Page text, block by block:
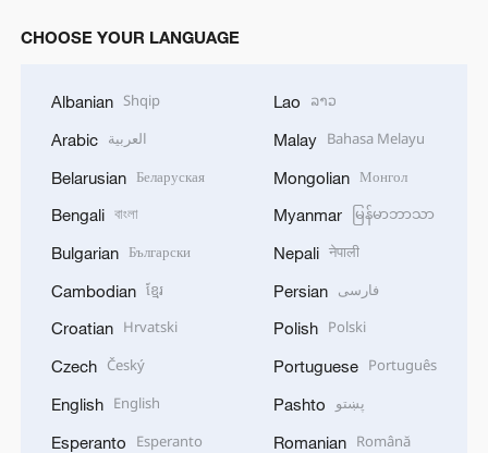
CHOOSE YOUR LANGUAGE
Albanian Shqip
Arabic العربية
Belarusian Беларуская
Bengali বাংলা
Bulgarian Български
Cambodian ខ្មែរ
Croatian Hrvatski
Czech Český
English English
Esperanto Esperanto
Lao ລາວ
Malay Bahasa Melayu
Mongolian Монгол
Myanmar မြန်မာဘာသာ
Nepali नेपाली
Persian فارسی
Polish Polski
Portuguese Português
Pashto پښتو
Romanian Română